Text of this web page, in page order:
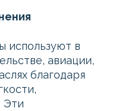
используют в
авиации,
благодаря
Эти